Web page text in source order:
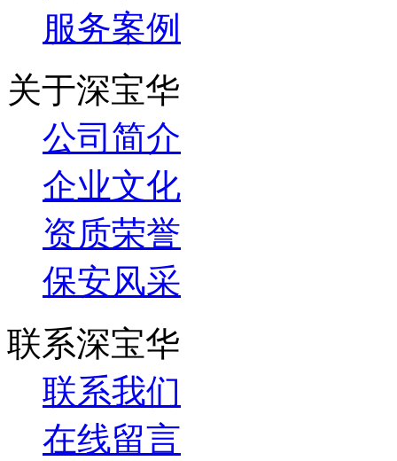
服务案例
关于深宝华
公司简介
企业文化
资质荣誉
保安风采
联系深宝华
联系我们
在线留言